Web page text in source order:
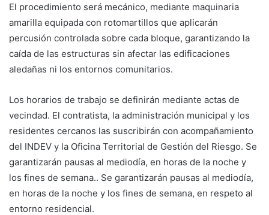
El procedimiento será mecánico, mediante maquinaria
amarilla equipada con rotomartillos que aplicarán
percusión controlada sobre cada bloque, garantizando la
caída de las estructuras sin afectar las edificaciones
aledañas ni los entornos comunitarios.
Los horarios de trabajo se definirán mediante actas de
vecindad. El contratista, la administración municipal y los
residentes cercanos las suscribirán con acompañamiento
del INDEV y la Oficina Territorial de Gestión del Riesgo. Se
garantizarán pausas al mediodía, en horas de la noche y
los fines de semana.. Se garantizarán pausas al mediodía,
en horas de la noche y los fines de semana, en respeto al
entorno residencial.